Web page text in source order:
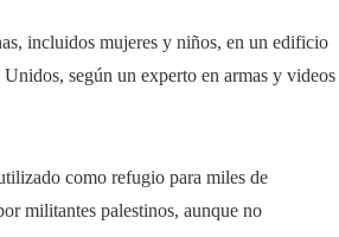
incluidos mujeres y niños, en un edificio
según un experto en armas y videos
como refugio para miles de
militantes palestinos, aunque no